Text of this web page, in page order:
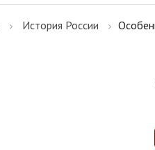
История России